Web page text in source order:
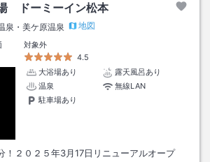
ドーミーイン松本
泉・美ケ原温泉
地図
対象外
4.5
大浴場あり
露天風呂あり
温泉
無線LAN
駐車場あり
！２０２５年3月17日リニューアルオープ